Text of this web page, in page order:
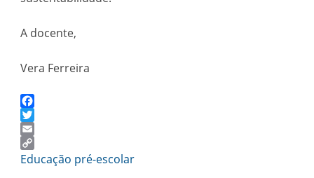
A docente,
Vera Ferreira
Facebook
Twitter
Email
Copy
Educação pré-escolar